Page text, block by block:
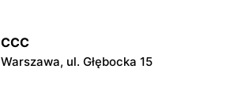
CCC
Warszawa, ul. Głębocka 15